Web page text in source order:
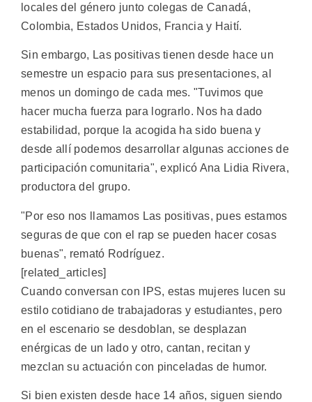
locales del género junto colegas de Canadá,
Colombia, Estados Unidos, Francia y Haití.
Sin embargo, Las positivas tienen desde hace un
semestre un espacio para sus presentaciones, al
menos un domingo de cada mes. "Tuvimos que
hacer mucha fuerza para lograrlo. Nos ha dado
estabilidad, porque la acogida ha sido buena y
desde allí podemos desarrollar algunas acciones de
participación comunitaria", explicó Ana Lidia Rivera,
productora del grupo.
"Por eso nos llamamos Las positivas, pues estamos
seguras de que con el rap se pueden hacer cosas
buenas", remató Rodríguez.
[related_articles]
Cuando conversan con IPS, estas mujeres lucen su
estilo cotidiano de trabajadoras y estudiantes, pero
en el escenario se desdoblan, se desplazan
enérgicas de un lado y otro, cantan, recitan y
mezclan su actuación con pinceladas de humor.
Si bien existen desde hace 14 años, siguen siendo